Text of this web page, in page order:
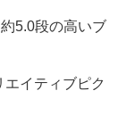
5.0段の高いブ
イティブピク